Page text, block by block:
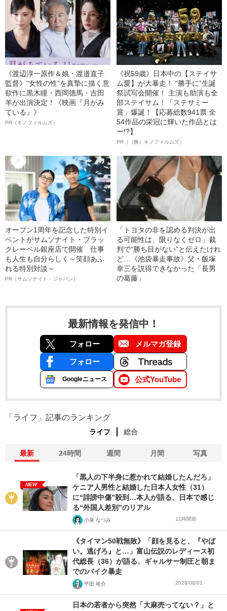
《渡辺淳一原作＆娘・渡邉直子
監督》“女性の性”を真摯に描く意
欲作に黒木瞳・西岡德馬・吉田
羊が出演決定！《映画『月がみ
ている』》
PR（キノフィルムズ）
《祝59歳》日本中の【ステイサ
ム愛】が大暴走！ “勝手に”生誕
祭試写会開催！ 主演も助演も全
部ステイサム！「ステサミー
賞」爆誕！【応募総数941票 全
54作品の栄冠に輝いた作品とは
ー!?】
PR（（株）キノフィルムズ）
オープン1周年を記念した特別イ
ベントがサムソナイト・ブラッ
クレーベル銀座店で開催 仕事
も人生も自分らしく～笑顔あふ
れる特別対談～
PR（サムソナイト・ジャパン）
「トヨタの非を認める判決が出
る可能性は、限りなくゼロ」裁
判で“勝ち目がない”と伝えたけれ
ど…《池袋暴走事故》父・飯塚
幸三を説得できなかった「長男
の葛藤」
最新情報を発信中！
フォロー メルマガ登録
フォロー
Googleニュース 公式YouTube
「ライフ」記事のランキング
ライフ 総合
最新 24時間 週間 月間 写真
NEW
「黒人の下半身に惹かれて結婚したんだろ」
ケニア人男性と結婚した日本人女性（31）
に“誹謗中傷”殺到…本人が語る、日本で感じ
る“外国人差別”のリアル
小泉 なつみ 11時間前
《タイマン50戦無敗》「顔を見ると、『やば
い。逃げろ』と…」富山伝説のレディース初
代総長（36）が語る、ギャルサー制圧と朝ま
でのバイク暴走
平田 裕介 2026/08/01
日本の若者から突然「大麻売ってない？」と